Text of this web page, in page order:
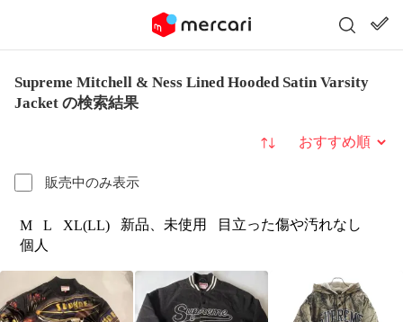
Supreme Mitchell & Ness Lined Hooded Satin Varsity
Jacket の検索結果
販売中のみ表示
並び替え
M L XL(LL) 新品、未使用
目立った傷や汚れなし
個人